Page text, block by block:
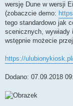
wersję Dune w wersji
(zobaczcie demo:
tego standardowo jak
scenicznych, wywiady
wstępnie możecie
https://
Dodano: 07.09.2018